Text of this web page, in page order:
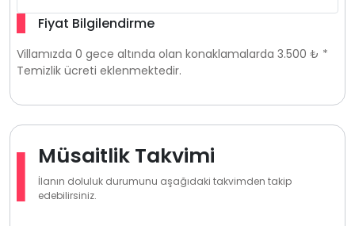
Fiyat Bilgilendirme
Villamızda 0 gece altında olan konaklamalarda 3.500 ₺ *
Temizlik ücreti eklenmektedir.
Müsaitlik Takvimi
İlanın doluluk durumunu aşağıdaki takvimden takip
edebilirsiniz.